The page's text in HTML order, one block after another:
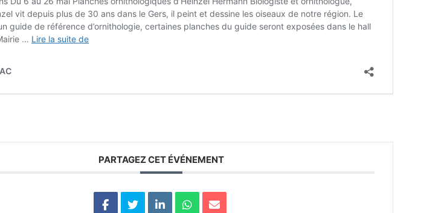
PARTAGEZ CET ÉVÉNEMENT